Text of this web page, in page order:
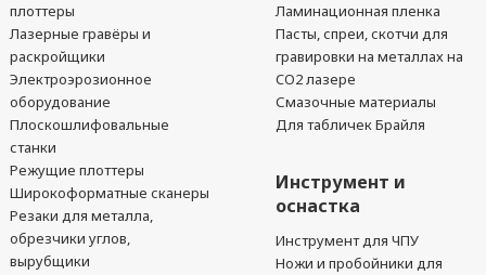
плоттеры
Лазерные гравёры и
раскройщики
Электроэрозионное
оборудование
Плоскошлифовальные
станки
Режущие плоттеры
Широкоформатные сканеры
Резаки для металла,
обрезчики углов,
вырубщики
Ламинационная пленка
Пасты, спреи, скотчи для
гравировки на металлах на
CO2 лазере
Смазочные материалы
Для табличек Брайля
Инструмент и
оснастка
Инструмент для ЧПУ
Ножи и пробойники для